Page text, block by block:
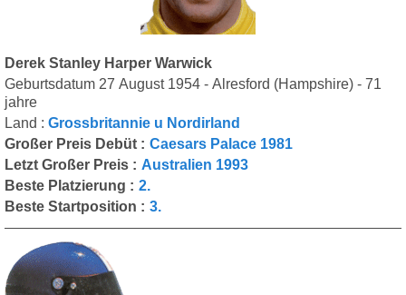
Derek Stanley Harper Warwick
Geburtsdatum 27 August 1954 - Alresford (Hampshire) - 71
jahre
Land : Grossbritannie u Nordirland
Großer Preis Debüt : Caesars Palace 1981
Letzt Großer Preis : Australien 1993
Beste Platzierung : 2.
Beste Startposition : 3.